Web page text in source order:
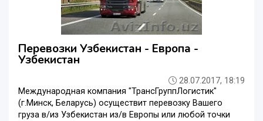
Перевозки Узбекистан - Европа -
Узбекистан
28.07.2017, 18:19
Международная компания "ТрансГруппЛогистик"
(г.Минск, Беларусь) осуществит перевозку Вашего
груза в/из Узбекистан из/в Европы или любой точки